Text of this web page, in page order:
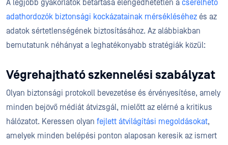
A legjobb gyakorlatok betartása elengedhetetlen a cserélhető
adathordozók biztonsági kockázatainak mérsékléséhez és az
adatok sértetlenségének biztosításához. Az alábbiakban
bemutatunk néhányat a leghatékonyabb stratégiák közül:
Végrehajtható szkennelési szabályzat
Olyan biztonsági protokoll bevezetése és érvényesítése, amely
minden bejövő médiát átvizsgál, mielőtt az elérné a kritikus
hálózatot. Keressen olyan fejlett átvilágítási megoldásokat,
amelyek minden belépési ponton alaposan keresik az ismert